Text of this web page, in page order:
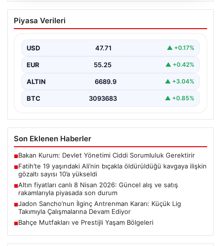
Fatih’te 19 yaşındaki Ali’nin bıçakla
öldürüldüğü kavgaya ilişkin gözaltı
Piyasa Verileri
USD 47.71 ▲ +0.17%
EUR 55.25 ▲ +0.42%
ALTIN 6689.9 ▲ +3.04%
BTC 3093683 ▲ +0.85%
Son Eklenen Haberler
■Bakan Kurum: Devlet Yönetimi Ciddi Sorumluluk Gerektirir
■Fatih’te 19 yaşındaki Ali’nin bıçakla öldürüldüğü kavgaya ilişkin
gözaltı sayısı 10’a yükseldi
■Altın fiyatları canlı 8 Nisan 2026: Güncel alış ve satış
rakamlarıyla piyasada son durum
■Jadon Sancho’nun İlginç Antrenman Kararı: Küçük Lig
Takımıyla Çalışmalarına Devam Ediyor
■Bahçe Mutfakları ve Prestijli Yaşam Bölgeleri